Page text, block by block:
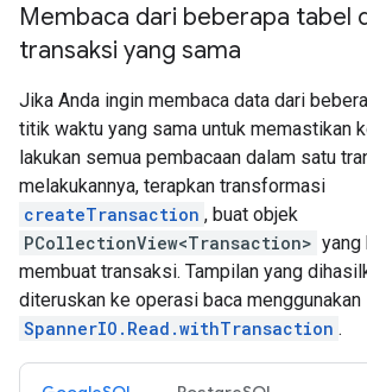
Membaca dari beberapa tabel
transaksi yang sama
Jika Anda ingin membaca data dari
titik waktu yang sama untuk memastikan
lakukan semua pembacaan dalam satu
melakukannya, terapkan transformasi
createTransaction , buat objek
PCollectionView<Transaction> yang
membuat transaksi. Tampilan yang
diteruskan ke operasi baca menggunakan
SpannerIO.Read.withTransaction .